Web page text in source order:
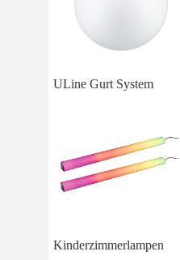
ULine Gurt System
Kinderzimmerlampen